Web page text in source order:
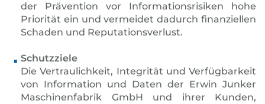
der Prävention vor Informationsrisiken hohe
Priorität ein und vermeidet dadurch finanziellen
Schaden und Reputationsverlust.
Schutzziele
Die Vertraulichkeit, Integrität und Verfügbarkeit
von Information und Daten der Erwin Junker
Maschinenfabrik GmbH und ihrer Kunden,